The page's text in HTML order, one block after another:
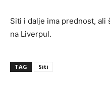
Siti i dalje ima prednost, ali
na Liverpul.
TAG Siti